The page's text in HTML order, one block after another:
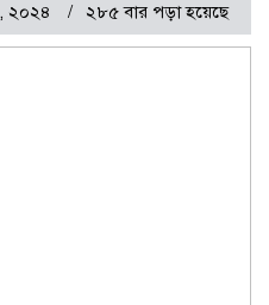
২০২৪ ২৮৫ বার পড়া হয়েছে